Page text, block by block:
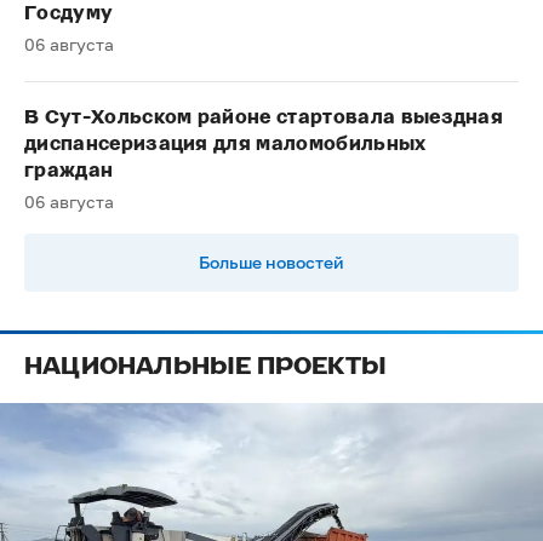
Госдуму
06 августа
В Сут-Хольском районе стартовала выездная
диспансеризация для маломобильных
граждан
06 августа
Больше новостей
НАЦИОНАЛЬНЫЕ ПРОЕКТЫ